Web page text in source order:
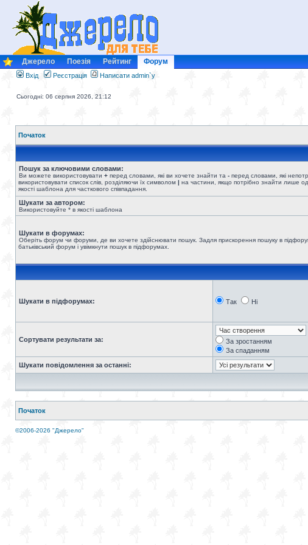
Джерело Поезія Рейтинг Форум
Вхід Реєстрація Написати admin`у
Сьогодні: 06 серпня 2026, 21:12
Початок
Пошук за ключовими словами:
Ви можете використовувати + перед словами, які ви хочете знайти та - перед словами, які
використовувати список слів, розділяючи їх символом | на частини, якщо потрібно знайти лише
якості шаблона для часткового співпадання.
Шукати за автором:
Використовуйте * в якості шаблона
Шукати в форумах:
Оберіть форум чи форуми, де ви хочете здійснювати пошук. Задля прискорення пошуку в
батьківський форум і увімкнути пошук в підфорумах.
Шукати в підфорумах: Так Ні
Сортувати результати за:
За зростанням
За спаданням
Шукати повідомлення за останні:
Початок
©2006-2026 "Джерело"